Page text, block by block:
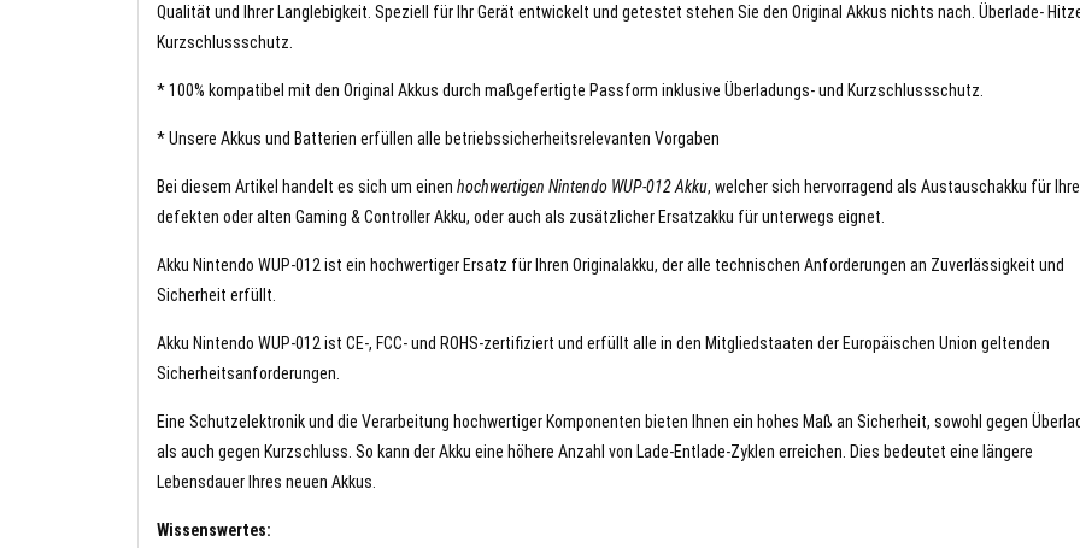
Qualität und Ihrer Langlebigkeit. Speziell für Ihr Gerät entwickelt und getestet stehen Sie den Original Akkus nichts nach. Überlade-
Kurzschlussschutz.
* 100% kompatibel mit den Original Akkus durch maßgefertigte Passform inklusive Überladungs- und Kurzschlussschutz.
* Unsere Akkus und Batterien erfüllen alle betriebssicherheitsrelevanten Vorgaben
Bei diesem Artikel handelt es sich um einen hochwertigen Nintendo WUP-012 Akku, welcher sich hervorragend als Austauschakku für
defekten oder alten Gaming & Controller Akku, oder auch als zusätzlicher Ersatzakku für unterwegs eignet.
Akku Nintendo WUP-012 ist ein hochwertiger Ersatz für Ihren Originalakku, der alle technischen Anforderungen an Zuverlässigkeit und
Sicherheit erfüllt.
Akku Nintendo WUP-012 ist CE-, FCC- und ROHS-zertifiziert und erfüllt alle in den Mitgliedstaaten der Europäischen Union geltenden
Sicherheitsanforderungen.
Eine Schutzelektronik und die Verarbeitung hochwertiger Komponenten bieten Ihnen ein hohes Maß an Sicherheit, sowohl gegen
als auch gegen Kurzschluss. So kann der Akku eine höhere Anzahl von Lade-Entlade-Zyklen erreichen. Dies bedeutet eine längere
Lebensdauer Ihres neuen Akkus.
Wissenswertes: